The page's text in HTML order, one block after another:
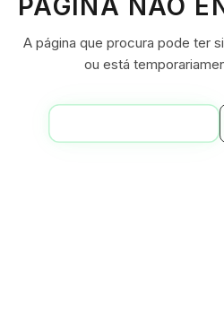
PÁGINA NÃO
A página que procura pode ter
ou está